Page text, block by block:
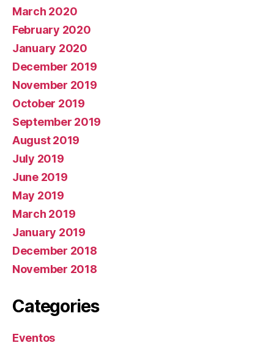
March 2020
February 2020
January 2020
December 2019
November 2019
October 2019
September 2019
August 2019
July 2019
June 2019
May 2019
March 2019
January 2019
December 2018
November 2018
Categories
Eventos